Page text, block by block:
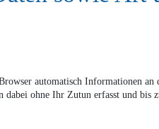
automatisch Informationen an
ohne Ihr Zutun erfasst und bis